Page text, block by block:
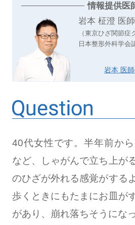
情報提供医
岩本 柾澄 医師
（東京ひざ関節症
日本整形外科学会
岩本 医
40代女性です。半年前か
など、しゃがんで立ち上が
のひざが外れる感覚がする
歩くときにもたまにお皿が
があり、崩れ落ちそうにな